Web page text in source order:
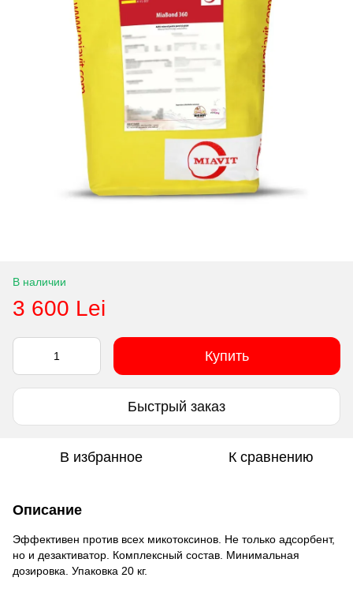
В наличии
3 600 Lei
Купить
Быстрый заказ
В избранное К сравнению
Описание
Эффективен против всех микoтоксинов. Не только адсорбент,
но и дезактиватор. Комплексный состав. Минимальная
дозировка. Упаковка 20 кг.